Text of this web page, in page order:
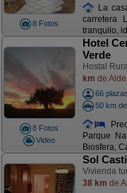
8 Fotos
La
carretera
tranquilo,
8 Fotos
Video
Hotel
Verde
Hostal
km de
66 plazas
50 km
Parque
Biosfera,
Sol
Vivienda
38 km de